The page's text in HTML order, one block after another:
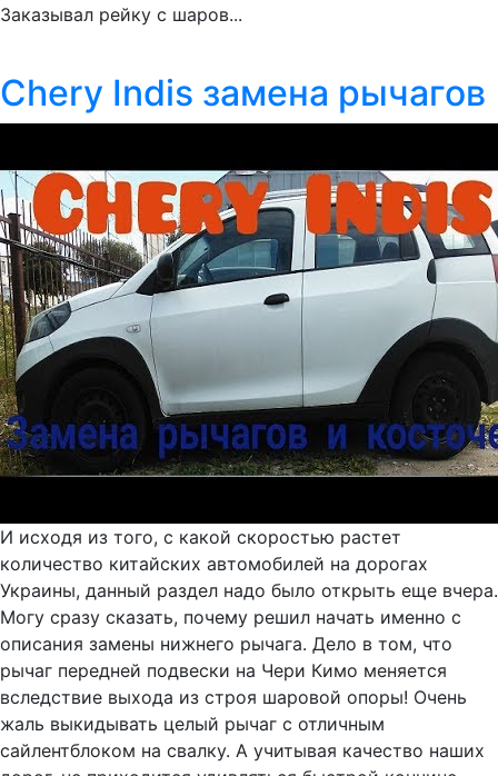
Заказывал рейку с шаров...
Chery Indis замена рычагов
И исходя из того, с какой скоростью растет
количество китайских автомобилей на дорогах
Украины, данный раздел надо было открыть еще вчера.
Могу сразу сказать, почему решил начать именно с
описания замены нижнего рычага. Дело в том, что
рычаг передней подвески на Чери Кимо меняется
вследствие выхода из строя шаровой опоры! Очень
жаль выкидывать целый рычаг с отличным
сайлентблоком на свалку. А учитывая качество наших